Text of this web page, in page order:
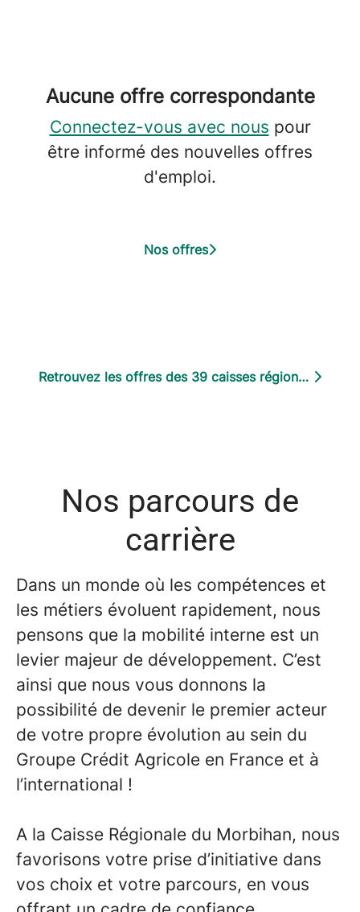
Aucune offre correspondante
Connectez-vous avec nous pour
être informé des nouvelles offres
d'emploi.
Nos offres
Retrouvez les offres des 39 caisses régionales
Nos parcours de
carrière
Dans un monde où les compétences et
les métiers évoluent rapidement, nous
pensons que la mobilité interne est un
levier majeur de développement. C’est
ainsi que nous vous donnons la
possibilité de devenir le premier acteur
de votre propre évolution au sein du
Groupe Crédit Agricole en France et à
l’international !
A la Caisse Régionale du Morbihan, nous
favorisons votre prise d’initiative dans
vos choix et votre parcours, en vous